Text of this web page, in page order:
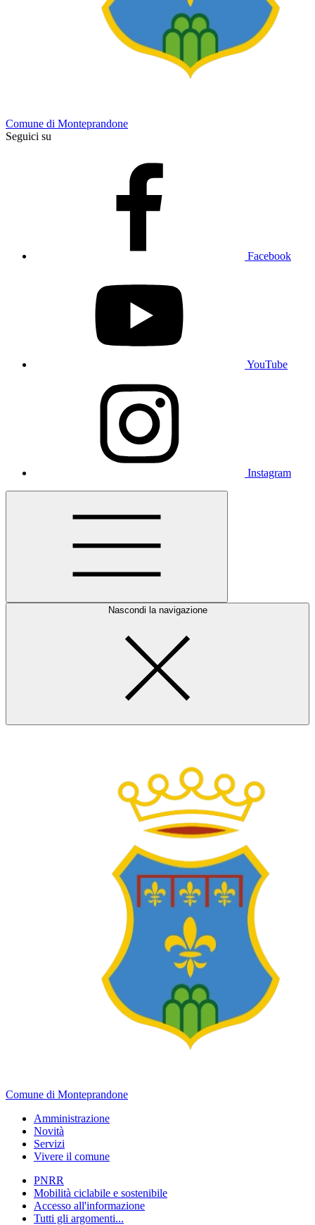
Comune di Monteprandone
Seguici su
Facebook
YouTube
Instagram
Nascondi la navigazione
Comune di Monteprandone
Amministrazione
Novità
Servizi
Vivere il comune
PNRR
Mobilità ciclabile e sostenibile
Accesso all'informazione
Tutti gli argomenti...